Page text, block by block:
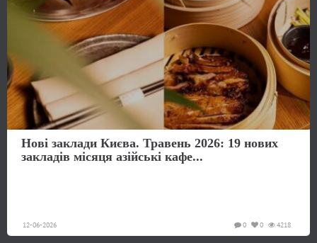
Нові заклади Києва. Травень 2026: 19 нових
закладів місяця азійські кафе...
12-06-2026 4218
0
0